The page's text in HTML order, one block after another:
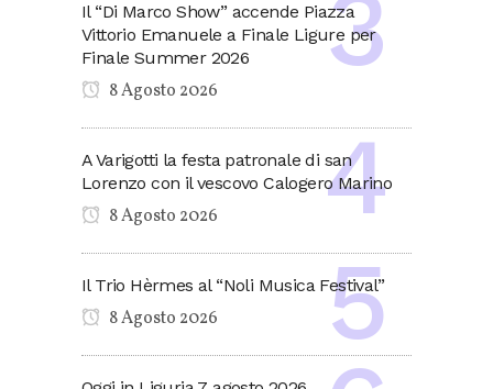
Il “Di Marco Show” accende Piazza
Vittorio Emanuele a Finale Ligure per
Finale Summer 2026
8 Agosto 2026
A Varigotti la festa patronale di san
Lorenzo con il vescovo Calogero Marino
8 Agosto 2026
Il Trio Hèrmes al “Noli Musica Festival”
8 Agosto 2026